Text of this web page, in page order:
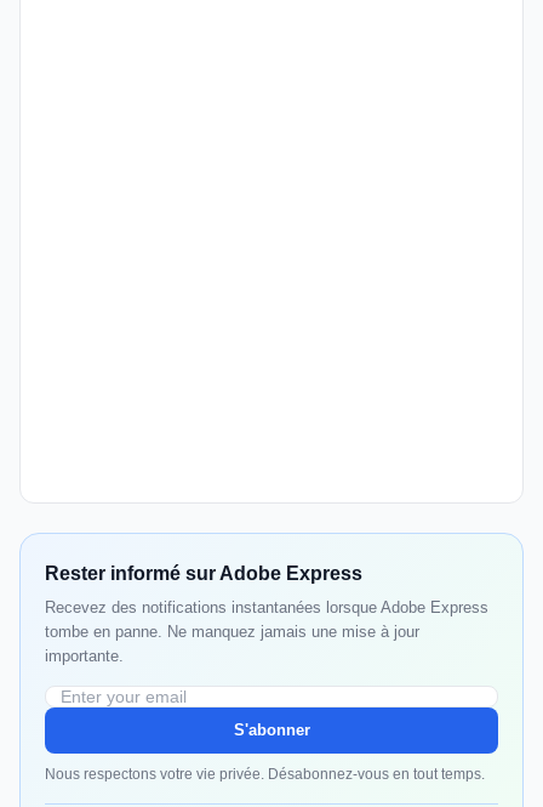
Rester informé sur Adobe Express
Recevez des notifications instantanées lorsque Adobe Express
tombe en panne. Ne manquez jamais une mise à jour
importante.
S'abonner
Nous respectons votre vie privée. Désabonnez-vous en tout temps.